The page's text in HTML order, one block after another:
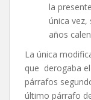
la
única vez,
años
La única
que derogaba
párrafos
último párrafo